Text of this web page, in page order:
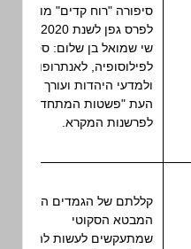
סיפורה "רוח קדים" מועמד
לפרס גפן לשנת 2020.
שי שמואל בן שלום: סטודנט
לפילוסופיה, לאנתרופולוגיה
ולמדעי היהדות ועורך כתב
העת "פשטות המתחדשים"
לפרשנות המקרא.
קללתם של הגמדים היא
המבטא הסקוטי
שמתעקשים לעשות להם.